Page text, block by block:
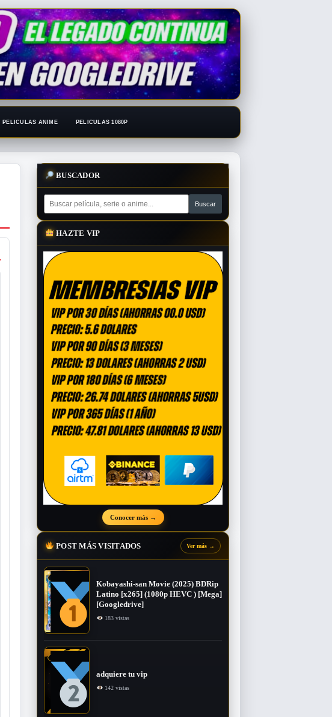
PELICULAS ANIME PELICULAS 1080P
BUSCADOR
HAZTE VIP
Conocer más →
POST MÁS VISITADOS Ver más →
Kobayashi-san Movie (2025) BDRip
Latino [x265] (1080p HEVC ) [Mega]
[Googledrive]
183 vistas
adquiere tu vip
142 vistas